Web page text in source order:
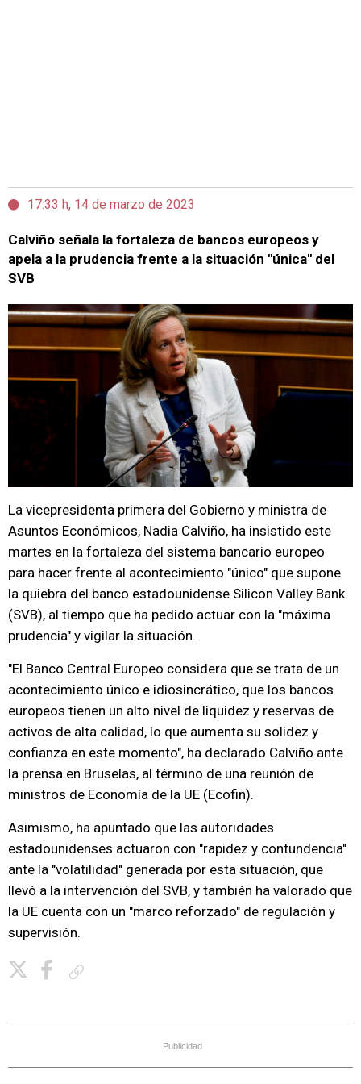
17:33 h, 14 de marzo de 2023
Calviño señala la fortaleza de bancos europeos y
apela a la prudencia frente a la situación "única" del
SVB
La vicepresidenta primera del Gobierno y ministra de
Asuntos Económicos, Nadia Calviño, ha insistido este
martes en la fortaleza del sistema bancario europeo
para hacer frente al acontecimiento "único" que supone
la quiebra del banco estadounidense Silicon Valley Bank
(SVB), al tiempo que ha pedido actuar con la "máxima
prudencia" y vigilar la situación.
"El Banco Central Europeo considera que se trata de un
acontecimiento único e idiosincrático, que los bancos
europeos tienen un alto nivel de liquidez y reservas de
activos de alta calidad, lo que aumenta su solidez y
confianza en este momento", ha declarado Calviño ante
la prensa en Bruselas, al término de una reunión de
ministros de Economía de la UE (Ecofin).
Asimismo, ha apuntado que las autoridades
estadounidenses actuaron con "rapidez y contundencia"
ante la "volatilidad" generada por esta situación, que
llevó a la intervención del SVB, y también ha valorado que
la UE cuenta con un "marco reforzado" de regulación y
supervisión.
Publicidad